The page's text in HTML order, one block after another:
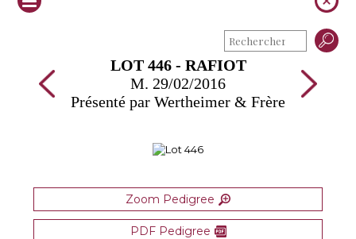
LOT 446 - RAFIOT
M. 29/02/2016
Présenté par Wertheimer & Frère
Zoom Pedigree
PDF Pedigree